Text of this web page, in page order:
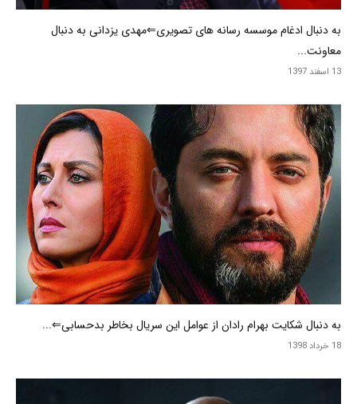
به دنبال ادغام موسسه رسانه های تصویری⇐مهدی یزدانی به دنبال
معاونت...
13 اسفند 1397
به دنبال شکایت بهرام رادان از عوامل این سریال بخاطر بدحسابی⇐...
18 خرداد 1398